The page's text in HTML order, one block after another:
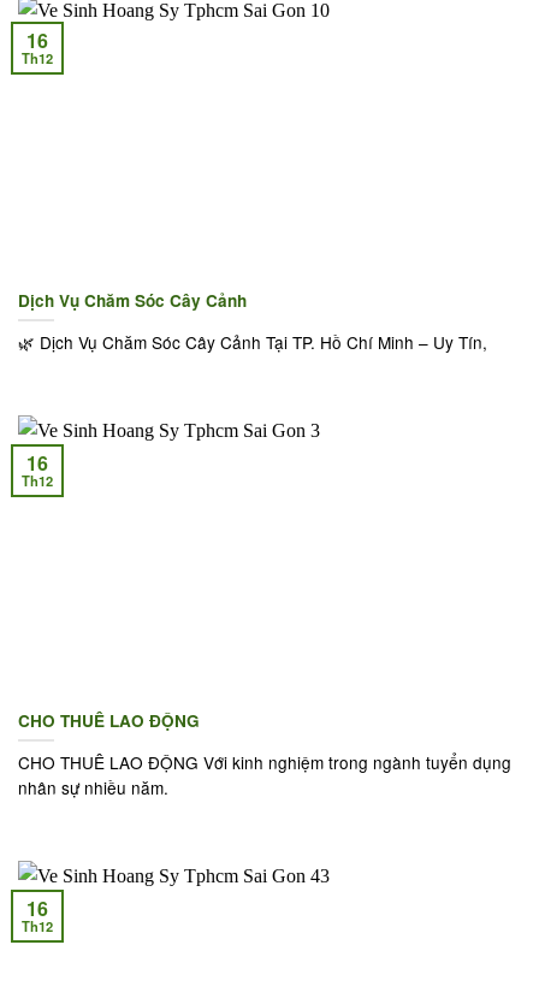
Dịch Vụ Chăm Sóc Cây Cảnh
🌿 Dịch Vụ Chăm Sóc Cây Cảnh Tại TP. Hồ Chí Minh – Uy Tín,
16
Th12
CHO THUÊ LAO ĐỘNG
CHO THUÊ LAO ĐỘNG Với kinh nghiệm trong ngành tuyển dụng
nhân sự nhiều năm.
16
Th12
16
Th12